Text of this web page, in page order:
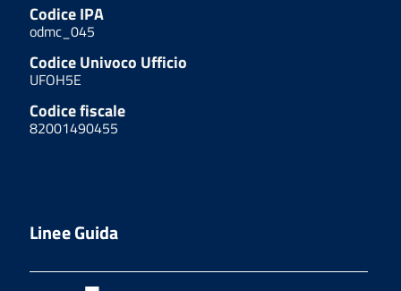
Codice IPA
odmc_045
Codice Univoco Ufficio
UFOH5E
Codice fiscale
82001490455
Linee Guida